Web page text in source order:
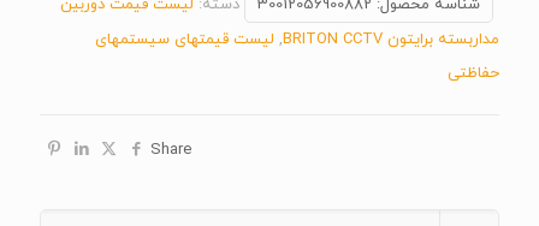
عدد
شناسه محصول: 30012056900882 دسته: لیست قیمت دوربین
مداربسته برایتون BRITON CCTV
, لیست قیمتهای سیستمهای
حفاظتی
Share